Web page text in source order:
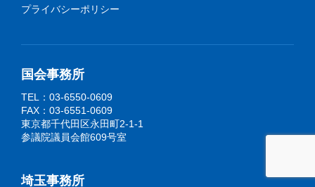
プライバシーポリシー
国会事務所
TEL：03-6550-0609
FAX：03-6551-0609
東京都千代田区永田町2-1-1
参議院議員会館609号室
埼玉事務所